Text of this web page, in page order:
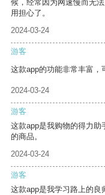
候，经常因为网速慢而无
用担心了。
2024-03-24
游客
这款app的功能非常丰富，
2024-03-24
游客
这款app是我购物的得力
的商品。
2024-03-24
游客
这款app是我学习路上的